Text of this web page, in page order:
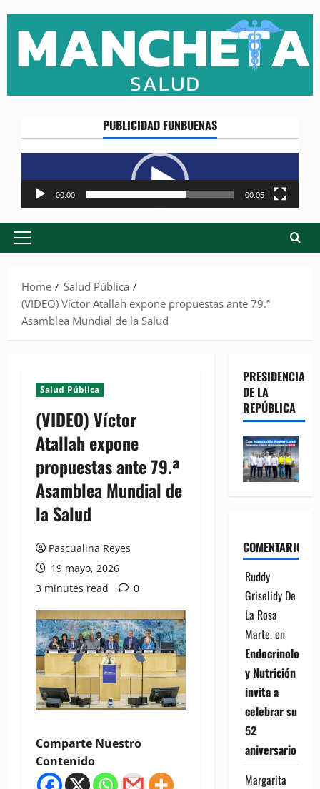
content
PUBLICIDAD FUNBUENAS
Reproductor
de
vídeo
00:00 00:05
Primary
Home
Salud Pública
(VIDEO) Víctor Atallah expone propuestas ante 79.ª
Asamblea Mundial de la Salud
Salud Pública
(VIDEO) Víctor
Atallah expone
propuestas ante 79.ª
Asamblea Mundial de
la Salud
Pascualina Reyes
19 mayo, 2026
3 minutes read
0
Comparte Nuestro
Contenido
PRESIDENCIA
DE LA
REPÚBLICA
COMENTARIOS
Ruddy
Griselidy De
La Rosa
Marte.en
Endocrinología
y Nutrición
invita a
celebrar su
52
aniversario
Margarita